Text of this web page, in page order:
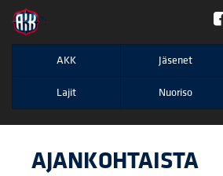
";
AKK Jäsenet
Lajit Nuoriso
AJANKOHTAISTA